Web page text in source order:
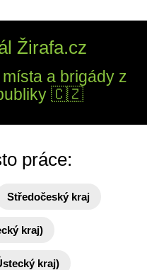
Žirafa.cz
a brigády z
🇨🇿
práce:
Středočeský kraj
kraj)
kraj)